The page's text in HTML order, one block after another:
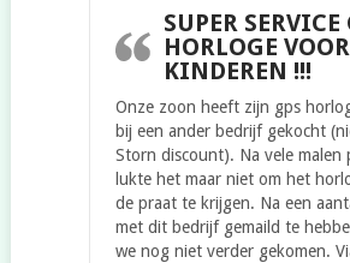
SUPER SERVICE
HORLOGE VOOR
KINDEREN !!!
Onze zoon heeft zijn gps
bij een ander bedrijf gekocht
Storn discount). Na vele malen
lukte het maar niet om het
de praat te krijgen. Na een
met dit bedrijf gemaild te
we nog niet verder gekomen.